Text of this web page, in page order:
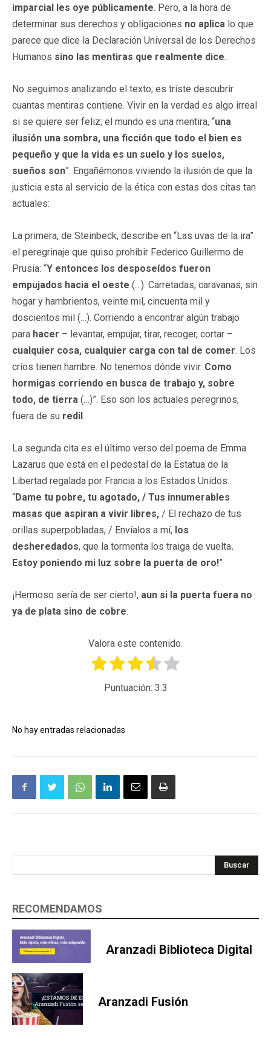
imparcial les oye públicamente. Pero, a la hora de
determinar sus derechos y obligaciones no aplica lo que
parece que dice la Declaración Universal de los Derechos
Humanos sino las mentiras que realmente dice.
No seguimos analizando el texto; es triste descubrir
cuantas mentiras contiene. Vivir en la verdad es algo irreal
si se quiere ser feliz; el mundo es una mentira, “una
ilusión una sombra, una ficción que todo el bien es
pequeño y que la vida es un suelo y los suelos,
sueños son”. Engañémonos viviendo la ilusión de que la
justicia esta al servicio de la ética con estas dos citas tan
actuales:
La primera, de Steinbeck, describe en “Las uvas de la ira”
el peregrinaje que quiso prohibir Federico Guillermo de
Prusia: “Y entonces los desposeídos fueron
empujados hacia el oeste (…). Carretadas, caravanas, sin
hogar y hambrientos, veinte mil, cincuenta mil y
doscientos mil (…). Corriendo a encontrar algún trabajo
para hacer – levantar, empujar, tirar, recoger, cortar –
cualquier cosa, cualquier carga con tal de comer. Los
críos tienen hambre. No tenemos dónde vivir. Como
hormigas corriendo en busca de trabajo y, sobre
todo, de tierra (…)”. Eso son los actuales peregrinos,
fuera de su redil.
La segunda cita es el último verso del poema de Emma
Lazarus que está en el pedestal de la Estatua de la
Libertad regalada por Francia a los Estados Unidos:
“Dame tu pobre, tu agotado, / Tus innumerables
masas que aspiran a vivir libres, / El rechazo de tus
orillas superpobladas, / Envíalos a mí, los
desheredados, que la tormenta los traiga de vuelta.
Estoy poniendo mi luz sobre la puerta de oro!”
¡Hermoso sería de ser cierto!, aun si la puerta fuera no
ya de plata sino de cobre.
Valora este contenido.
Puntuación: 3.3
No hay entradas relacionadas
Buscar
RECOMENDAMOS
Aranzadi Biblioteca Digital
Aranzadi Fusión